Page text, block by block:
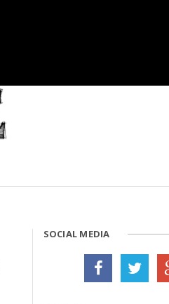
SOCIAL MEDIA